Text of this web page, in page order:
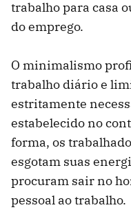
trabalho para casa
do emprego.
O minimalismo
trabalho diário e
estritamente
estabelecido no
forma, os
esgotam suas
procuram sair no
pessoal ao trabalho.